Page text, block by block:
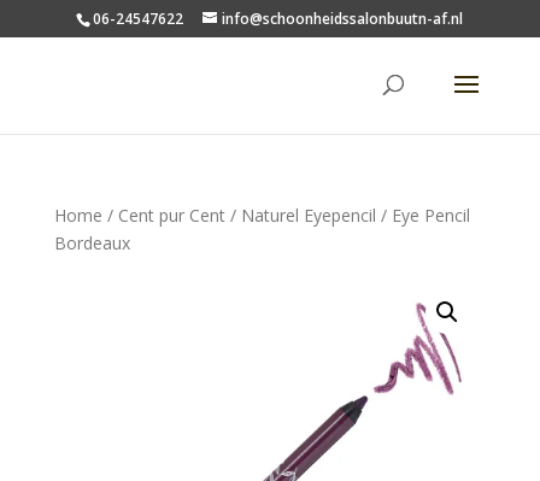
06-24547622 info@schoonheidssalonbuutn-af.nl
Home / Cent pur Cent/ Naturel Eyepencil / Eye Pencil
Bordeaux